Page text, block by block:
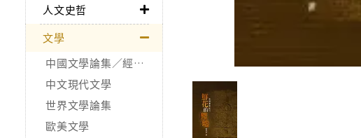
人文史哲
文學
中國文學論集／經典作品
中文現代文學
世界文學論集
歐美文學